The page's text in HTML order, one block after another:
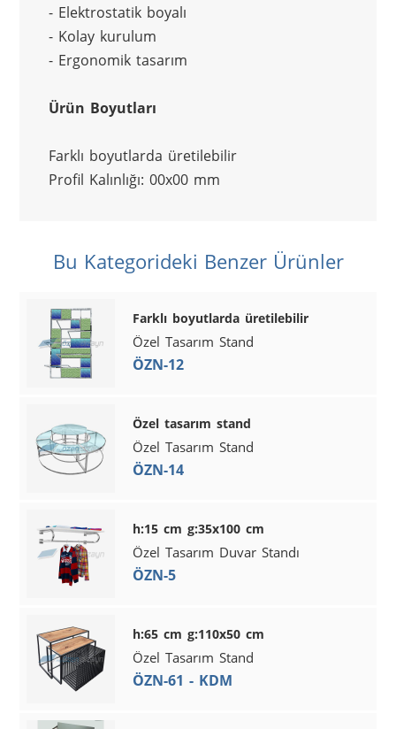
- Elektrostatik boyalı
- Kolay kurulum
- Ergonomik tasarım
Ürün Boyutları
Farklı boyutlarda üretilebilir
Profil Kalınlığı: 00x00 mm
Bu Kategorideki Benzer Ürünler
Farklı boyutlarda üretilebilir
Özel Tasarım Stand
ÖZN-12
Özel tasarım stand
Özel Tasarım Stand
ÖZN-14
h:15 cm g:35x100 cm
Özel Tasarım Duvar Standı
ÖZN-5
h:65 cm g:110x50 cm
Özel Tasarım Stand
ÖZN-61 - KDM